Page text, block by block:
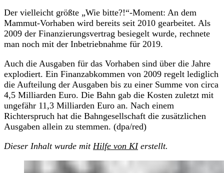
Der vielleicht größte „Wie bitte?!“-Moment: An dem
Mammut-Vorhaben wird bereits seit 2010 gearbeitet. Als
2009 der Finanzierungsvertrag besiegelt wurde, rechnete
man noch mit der Inbetriebnahme für 2019.
Auch die Ausgaben für das Vorhaben sind über die Jahre
explodiert. Ein Finanzabkommen von 2009 regelt lediglich
die Aufteilung der Ausgaben bis zu einer Summe von circa
4,5 Milliarden Euro. Die Bahn gab die Kosten zuletzt mit
ungefähr 11,3 Milliarden Euro an. Nach einem
Richterspruch hat die Bahngesellschaft die zusätzlichen
Ausgaben allein zu stemmen. (dpa/red)
Dieser Inhalt wurde mit Hilfe von KIerstellt.